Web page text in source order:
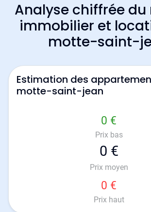
Analyse chiffrée
immobilier et
motte-saint-
Estimation des
motte-saint-jean
0 €
Prix bas
0 €
Prix moyen
0 €
Prix haut